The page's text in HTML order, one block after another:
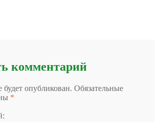
комментарий
опубликован. Обязательные
*